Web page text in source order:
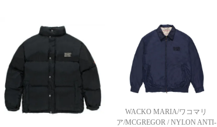
WACKO MARIA/ワコマリ
ア/MCGREGOR / NYLON ANTI-